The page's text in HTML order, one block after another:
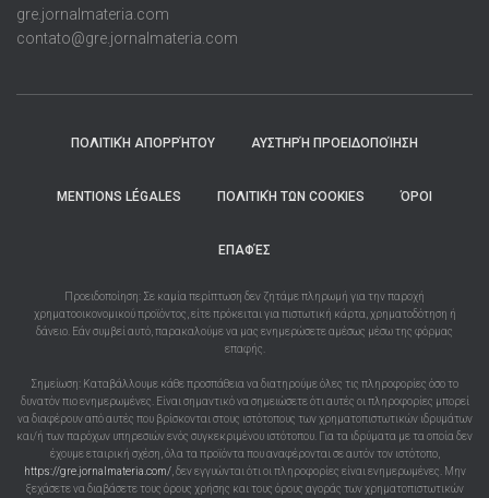
gre.jornalmateria.com
contato@gre.jornalmateria.com
ΠΟΛΙΤΙΚΉ ΑΠΟΡΡΉΤΟΥ ΑΥΣΤΗΡΉ ΠΡΟΕΙΔΟΠΟΊΗΣΗ
MENTIONS LÉGALES ΠΟΛΙΤΙΚΉ ΤΩΝ COOKIES ΌΡΟΙ
ΕΠΑΦΈΣ
Προειδοποίηση: Σε καμία περίπτωση δεν ζητάμε πληρωμή για την παροχή
χρηματοοικονομικού προϊόντος, είτε πρόκειται για πιστωτική κάρτα, χρηματοδότηση ή
δάνειο. Εάν συμβεί αυτό, παρακαλούμε να μας ενημερώσετε αμέσως μέσω της φόρμας
επαφής.
Σημείωση: Καταβάλλουμε κάθε προσπάθεια να διατηρούμε όλες τις πληροφορίες όσο το
δυνατόν πιο ενημερωμένες. Είναι σημαντικό να σημειώσετε ότι αυτές οι πληροφορίες μπορεί
να διαφέρουν από αυτές που βρίσκονται στους ιστότοπους των χρηματοπιστωτικών ιδρυμάτων
και/ή των παρόχων υπηρεσιών ενός συγκεκριμένου ιστότοπου. Για τα ιδρύματα με τα οποία δεν
έχουμε εταιρική σχέση, όλα τα προϊόντα που αναφέρονται σε αυτόν τον ιστότοπο,
https://gre.jornalmateria.com/, δεν εγγυώνται ότι οι πληροφορίες είναι ενημερωμένες. Μην
ξεχάσετε να διαβάσετε τους όρους χρήσης και τους όρους αγοράς των χρηματοπιστωτικών